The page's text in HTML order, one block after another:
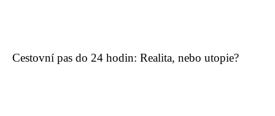
Cestovní pas do 24 hodin: Realita, nebo utopie?